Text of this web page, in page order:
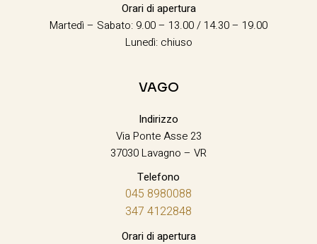
Orari di apertura
Martedì – Sabato: 9.00 – 13.00 / 14.30 – 19.00
Lunedì: chiuso
VAGO
Indirizzo
Via Ponte Asse 23
37030 Lavagno – VR
Telefono
045 8980088
347 4122848
Orari di apertura